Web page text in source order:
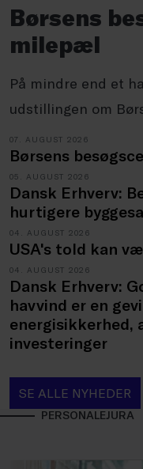
Børsens
milepæl
På mindre end et
udstillingen om
07. AUGUST 2026
Børsens
05. AUGUST 2026
Dansk Erhverv:
hurtigere
04. AUGUST 2026
USA's told kan
04. AUGUST 2026
Dansk Erhverv:
havvind er en
energisikkerhed,
investeringer
SE ALLE NYHEDER
PERSONALEJURA